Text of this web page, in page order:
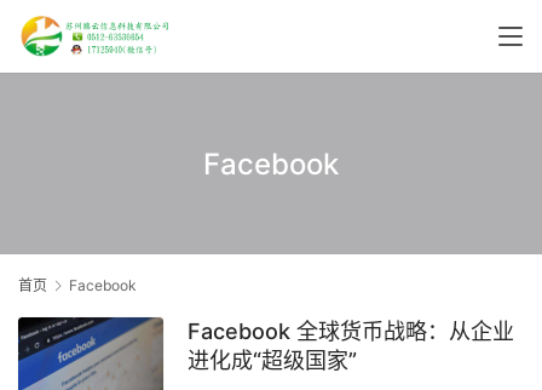
Facebook
首页 Facebook
Facebook 全球货币战略：从企业
进化成“超级国家”